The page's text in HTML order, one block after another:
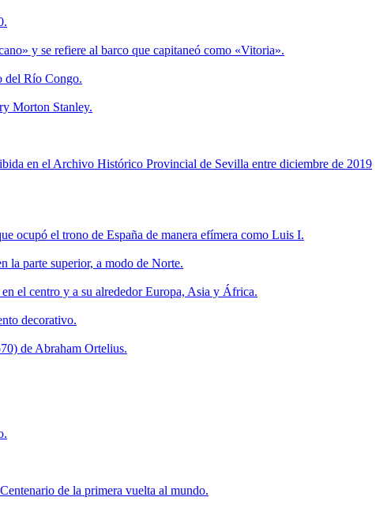
y se refiere al barco que capitaneó como «Vitoria».
del Río Congo.
Morton Stanley.
en el Archivo Histórico Provincial de Sevilla entre diciembre de 2019
ocupó el trono de España de manera efímera como Luis I.
la parte superior, a modo de Norte.
el centro y a su alrededor Europa, Asia y África.
decorativo.
de Abraham Ortelius.
de la primera vuelta al mundo.